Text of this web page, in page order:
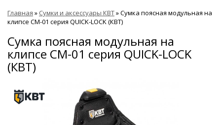
Главная » Сумки и аксессуары КВТ»Сумка поясная модульная на
клипсе СМ-01 серия QUICK-LOCK (КВТ)
Сумка поясная модульная на
клипсе СМ-01 серия QUICK-LOCK
(КВТ)